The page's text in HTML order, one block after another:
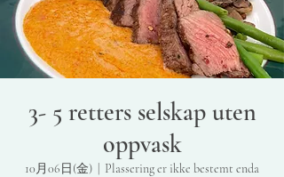
3- 5 retters selskap uten
oppvask
10月06日(金) Plassering er ikke bestemt enda